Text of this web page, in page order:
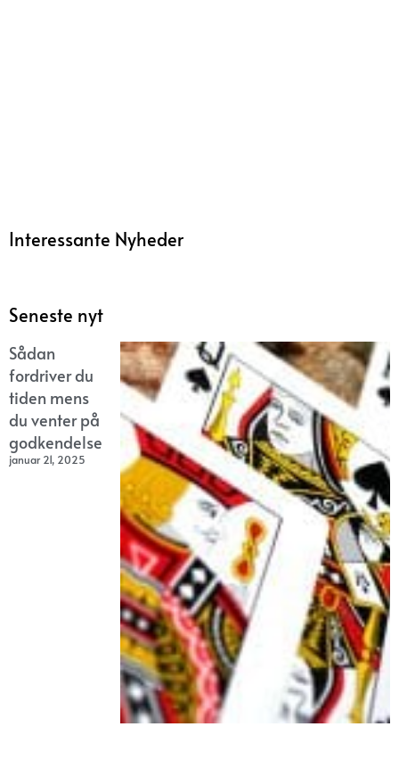
Interessante Nyheder
Seneste nyt
Sådan
fordriver du
tiden mens
du venter på
godkendelse
januar 21, 2025